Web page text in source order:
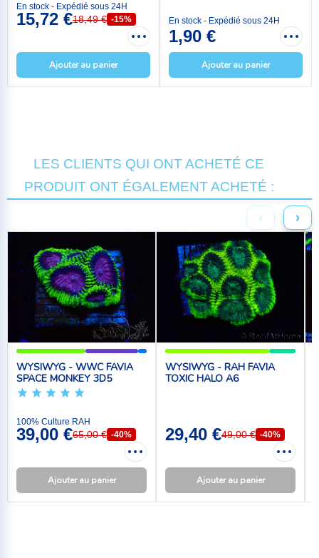
En stock - Expédié sous 24H
15,72 €18,49 € -15%
Ajouter au panier
En stock - Expédié sous 24H
1,90 €
Ajouter au panier
LES CLIENTS QUI ONT ACHETÉ CE
PRODUIT ONT ÉGALEMENT ACHETÉ :
‹ ›
WYSIWYG - WWC FAVIA
SPACE MONKEY 3D5
100% Culture RAH
39,00 €65,00 € -40%
Ajouter au panier
WYSIWYG - RAH FAVIA
TOXIC HALO A6
29,40 €49,00 € -40%
Ajouter au panier